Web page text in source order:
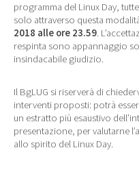
programma del Linux Day,
solo attraverso questa
2018 alle ore 23.59.
respinta sono appannaggio
insindacabile giudizio.
Il BgLUG si riserverà di
interventi proposti: potrà
un estratto più esaustivo
presentazione, per valutarne
allo spirito del Linux Day.